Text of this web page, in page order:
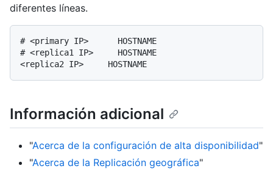
diferentes líneas.
# <primary IP>      HOSTNAME
# <replica1 IP>     HOSTNAME
Información adicional
"Acerca de la configuración de alta disponibilidad"
"Acerca de la Replicación geográfica"